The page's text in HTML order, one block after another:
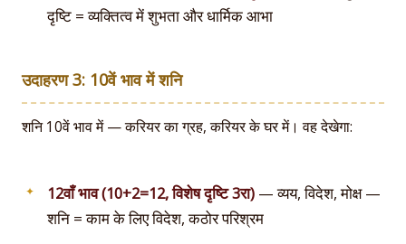
दृष्टि = व्यक्तित्व में शुभता और धार्मिक आभा
उदाहरण 3: 10वें भाव में शनि
शनि 10वें भाव में — करियर का ग्रह, करियर के घर में। वह देखेगा:
12वाँ भाव (10+2=12, विशेष दृष्टि 3रा) — व्यय, विदेश, मोक्ष —
शनि = काम के लिए विदेश, कठोर परिश्रम